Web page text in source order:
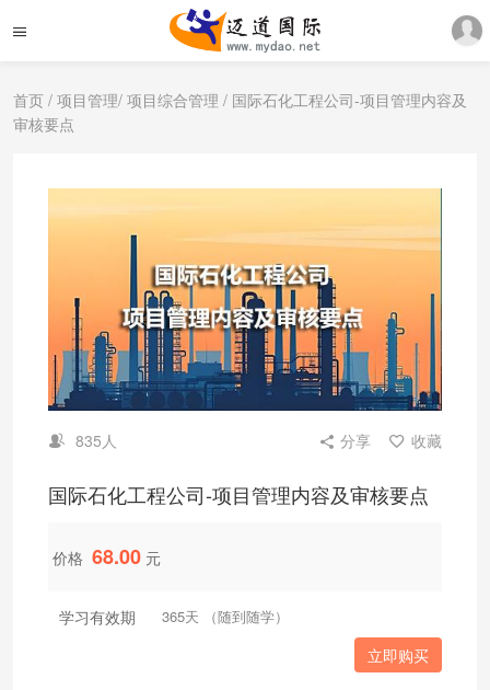
首页 / 项目管理/ 项目综合管理 / 国际石化工程公司-项目管理内容及
审核要点
835人 分享 收藏
国际石化工程公司-项目管理内容及审核要点
价格 68.00 元
学习有效期 365天 （随到随学）
立即购买